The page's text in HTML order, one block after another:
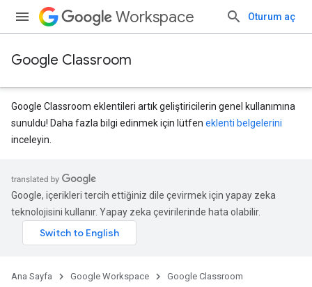
Workspace Oturum aç
Google Classroom
Google Classroom eklentileri artık geliştiricilerin genel kullanımına
sunuldu! Daha fazla bilgi edinmek için lütfen eklenti belgelerini
inceleyin.
Google, içerikleri tercih ettiğiniz dile çevirmek için yapay zeka
teknolojisini kullanır. Yapay zeka çevirilerinde hata olabilir.
Ana Sayfa Google Workspace
Google Classroom